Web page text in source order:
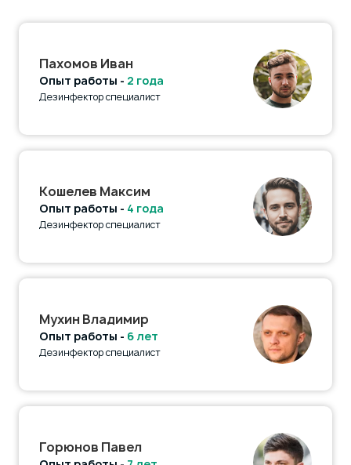
Пахомов Иван
Опыт работы - 2 года
Дезинфектор специалист
Кошелев Максим
Опыт работы - 4 года
Дезинфектор специалист
Мухин Владимир
Опыт работы - 6 лет
Дезинфектор специалист
Горюнов Павел